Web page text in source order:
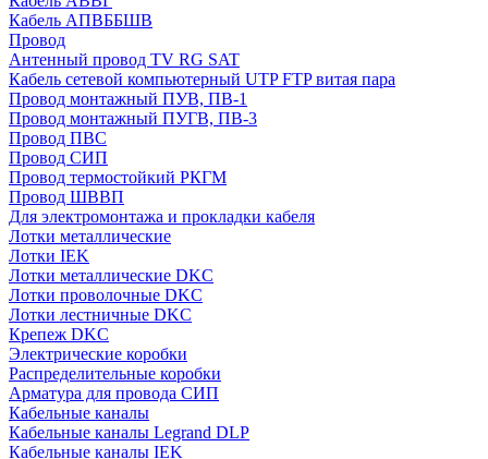
Кабель АПВББШВ
Провод
Антенный провод TV RG SAT
Кабель сетевой компьютерный UTP FTP витая пара
Провод монтажный ПУВ, ПВ-1
Провод монтажный ПУГВ, ПВ-3
Провод ПВС
Провод СИП
Провод термостойкий РКГМ
Провод ШВВП
Для электромонтажа и прокладки кабеля
Лотки металлические
Лотки IEK
Лотки металлические DKC
Лотки проволочные DKC
Лотки лестничные DKC
Крепеж DKC
Электрические коробки
Распределительные коробки
Арматура для провода СИП
Кабельные каналы
Кабельные каналы Legrand DLP
Кабельные каналы IEK